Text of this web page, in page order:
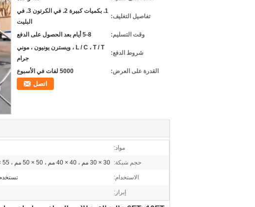
تفاصيل التغليف:
1. بكميات كبيرة 2. في الكرتون 3. في
البليت
وقت التسليم:
5-8 أيام بعد الحصول على الدفع
شروط الدفع:
L / C ، T / T ، ويسترن يونيون ، موني
جرام
القدرة على العرض:
5000 لفات في الأسبوع
اتصل
مواد:
حجم شبكة: 30 × 30 مم ، 40 × 40 مم ، 50 × 50 مم ، 55 × 55 مم ، 60 × 60 مم
الاستخدام:
إبراز: